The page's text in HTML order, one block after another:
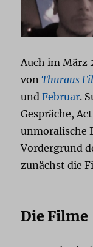
Auch im März
vonThuraus
undFebruar.
Gespräche,
unmoralische
Vordergrund
zunächst die
Die Filme